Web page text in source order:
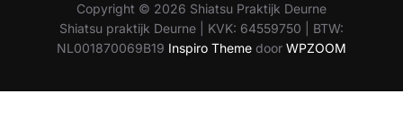
Copyright © 2026 Shiatsu Praktijk Deurne
Shiatsu praktijk Deurne | KVK: 64559750 | BTW:
NL001870069B19 Inspiro Theme door WPZOOM